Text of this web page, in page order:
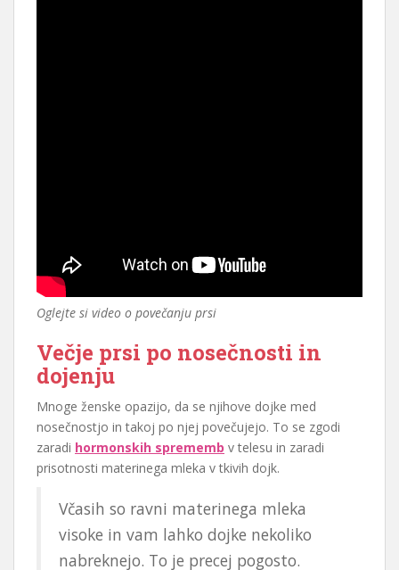
Oglejte si video o povečanju prsi
Večje prsi po nosečnosti in
dojenju
Mnoge ženske opazijo, da se njihove dojke med
nosečnostjo in takoj po njej povečujejo. To se zgodi
zaradi hormonskih sprememb v telesu in zaradi
prisotnosti materinega mleka v tkivih dojk.
Včasih so ravni materinega mleka
visoke in vam lahko dojke nekoliko
nabreknejo. To je precej pogosto.